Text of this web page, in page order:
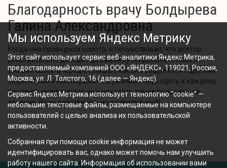
Благодарность врачу Болдырева
Галина Александровна
Когда она проводила осмотр, я почувствовал, что доктор
действительно доходит до самой сути проблемы. Пока я
ожидал своей очереди, слышал, как она общаеться с другими
пациентами и был поражен ее умением подходить к каждому
пациенту индивидуально и находить самое подходящее
лечение. Врач действительно удивительный!
Мы используем Яндекс Метрику
Этот сайт использует сервис веб-аналитики Яндекс Метрика,
предоставляемый компанией ООО «ЯНДЕКС», 119021, Россия,
Москва, ул. Л. Толстого, 16 (далее — Яндекс).
Сервис Яндекс Метрика использует технологию “cookie” —
небольшие текстовые файлы, размещаемые на компьютере
пользователей с целью анализа их пользовательской
активности.
Собранная при помощи cookie информация не может
идентифицировать вас, однако может помочь нам улучшить
работу нашего сайта. Информация об использовании вами